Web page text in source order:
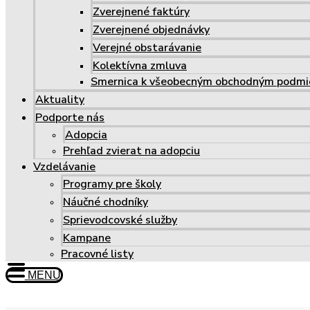
Zverejnené faktúry
Zverejnené objednávky
Verejné obstarávanie
Kolektívna zmluva
Smernica k všeobecným obchodným
Aktuality
Podporte nás
Adopcia
Prehľad zvierat na adopciu
Vzdelávanie
Programy pre školy
Náučné chodníky
Sprievodcovské služby
Kampane
Pracovné listy
MENU